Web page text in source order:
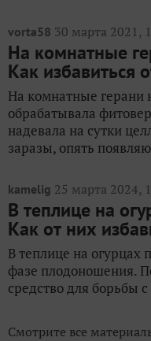
vorta58 30 марта 2021,
На комнатные
Как избавиться
На комнатные герани
обрабатывала
надевала на сутки
заразы, опять
kamelig 25 марта 2024,
В теплице на
Как от них
В теплице на огурцах
фазе плодоношения.
средство для борьбы
Смотрите все